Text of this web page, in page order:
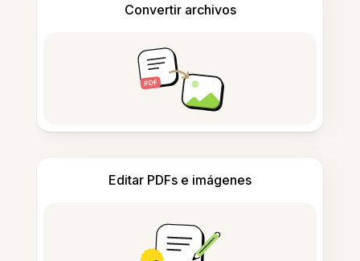
Convertir archivos
Editar PDFs e imágenes